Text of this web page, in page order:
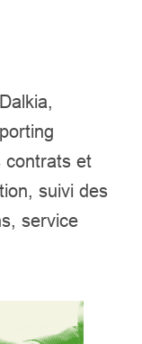
contrats et
suivi des
service